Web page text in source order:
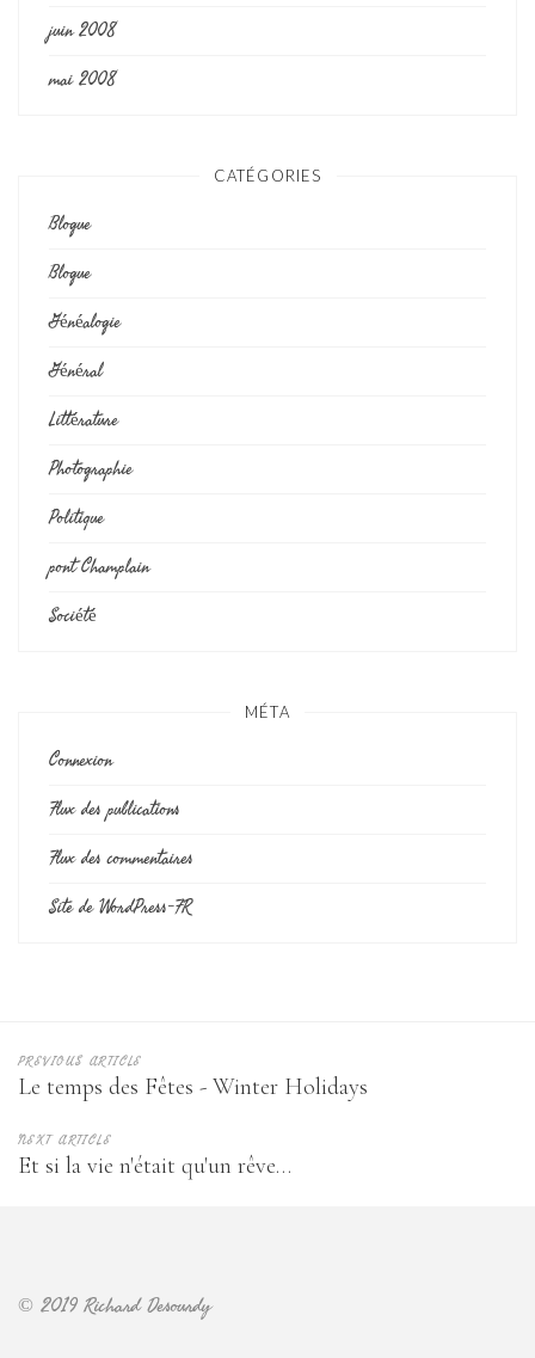
juin 2008
mai 2008
CATÉGORIES
Blogue
Blogue
Généalogie
Général
Littérature
Photographie
Politique
pont Champlain
Société
MÉTA
Connexion
Flux des publications
Flux des commentaires
Site de WordPress-FR
PREVIOUS ARTICLE
Le temps des Fêtes - Winter Holidays
NEXT ARTICLE
Et si la vie n'était qu'un rêve…
© 2019 Richard Desourdy